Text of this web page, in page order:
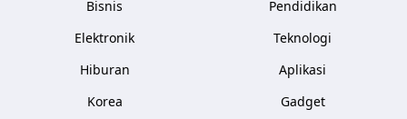
Bisnis
Elektronik
Hiburan
Korea
Pendidikan
Teknologi
Aplikasi
Gadget